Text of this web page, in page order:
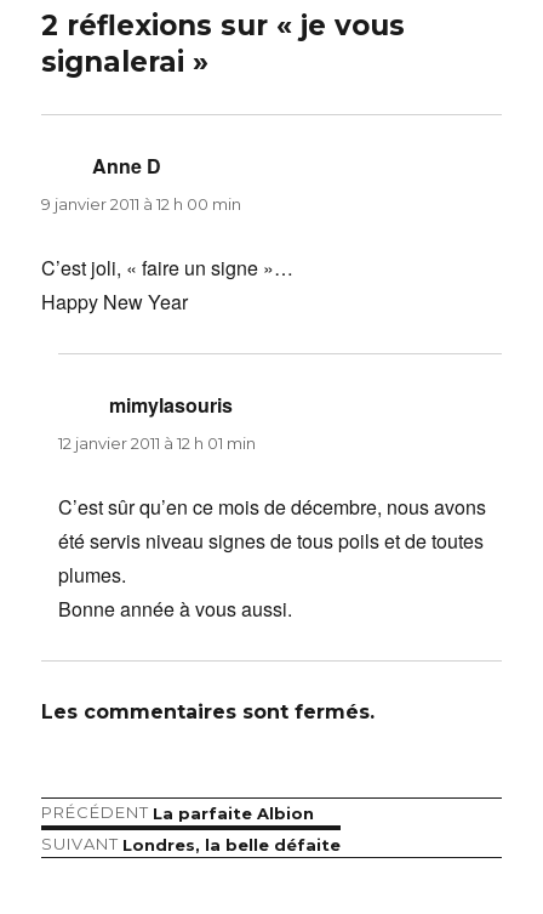
2 réflexions sur « je vous
signalerai »
Anne D
9 janvier 2011 à 12 h 00 min
C’est joli, « faire un signe »…
Happy New Year
mimylasouris
12 janvier 2011 à 12 h 01 min
C’est sûr qu’en ce mois de décembre, nous avons
été servis niveau signes de tous poils et de toutes
plumes.
Bonne année à vous aussi.
Les commentaires sont fermés.
Navigation
PRÉCÉDENT Article
précédent :
La parfaite Albion
SUIVANT Article
Londres, la belle défaite